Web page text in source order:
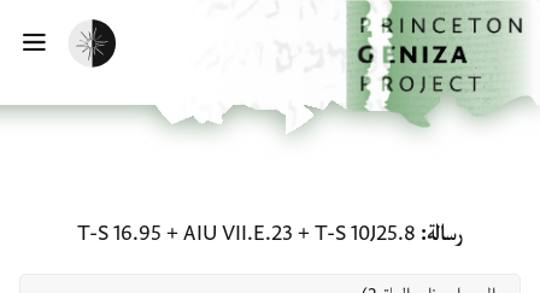
تخطي إلى المحتوى الرئيسي
الصفحة الرئيسية
تفعيل الوضع المظلم
رسالة T-S 10J25.8
+
AIU VII.E.23
+
T-S 16.95